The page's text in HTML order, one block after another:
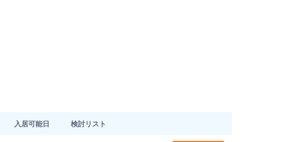
入居可能日 検討リスト